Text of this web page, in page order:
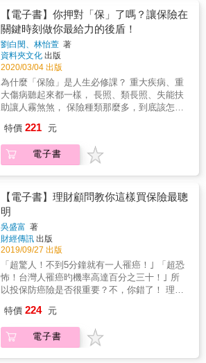
改變為儲蓄目的。投資型人壽保險中的保單帳
戶價值，是高齡者財富移轉的良好工具，善用
保險「有條件｣可免納入遺產稅，在財富管理上
達到最優效益。
誤解而浪費了金錢。 本書特色 大量案例，降低
小白入門的困難度 金融商品的產生，會運用到
許多日常生活碰不到的概念，因此入門的門檻
其實不低。本書解決的方法是利用大量的案例
來說明。讀者如果看內文覺得吃力，不妨先往
下看案例。會更容易進入狀況。 看懂保險公司
網站的資訊，收集資料不求人 所有保險公司都
會把相關商品資訊放在網站上。只是大量的專
有名詞，讓一般消費者望而卻步。本書替你用
白話解釋網站在的「文言文」條文。讓你可以
輕鬆看懂每一家保險公司的投資險商品。 操作
實務建議，讓你少走冤枉路 由於投資型保險可
以依人們的生命周期而調整。因此作者建議讀
者在30歲到65歲階段以投保較高的保額為主要
改變為儲蓄目的。投資型人壽保險中的保單帳
戶價值，是高齡者財富移轉的良好工具，善用
保險「有條件｣可免納入遺產稅，在財富管理上
達到最優效益。
投資型人壽保險 老年給付&&&&&&&&&&&&&
&rarr;年金保險、投資型年金保險 失能給付、健
保&&&&&&& &rarr;長期看護險、特定傷病險
生育和傷病給付 、健保 &rarr;醫療險，重大疾
病險、特定傷病險 重點是以社會保險為基礎，
補不足之處。如果你擔心遇到重大的意外，
「人沒有死」，但是失去工作能力，怕因此而
拖累家人，所以你想買長期看護險、特定傷病
內，因故（不必是因公）「終身無工作能
力」，你可以申請失能年金給付，日後死亡
時，則得由其符合資格的遺屬選擇請領遺屬年
金。 如果你確知你失能年金的給付金額是多
以把資金用在刀口上，更健全你的人生保障。
如作者建議：「我認為的『最少』保障原則：
癌症險住院日額1萬元，重大疾病100萬元，失
能扶助險每月理賠4萬元。保障不夠的人，應逐
漸將安全網買足。」 「最基本的商業保險防護
網為壽險主約附加意外險、意外醫療、實支實
付、住院日額、癌症，有錢再逐漸加強到完整
保障，才能享受高品質的醫療和退休後生活。
如果體況或年紀已經無法買商業醫療險，只好
多存一些錢來因應。」 把錢花在刀口上！投保
商業保險為的是補足社會保險之不足，不要白
白浪費一分錢。本書不但是收入有限的上班族
必備，也是每位認真繳稅的國人保障自己權益
必須知道的保險之道！ 本書特色 & && & ◆提
及壽險代理人壽險實務參考書外，更透過重點
系統化、項目化與圖表化的模式，結合作者實
務經驗，協助讀者對於壽險商品、條款法規、
壽險行銷與招攬規範，能有進一步的學習與成
長，並適合作為學生們的人身保險課程教材。
法規+考題) ] + [壽險代理人 (壽險實務概要+考
題) ] 2. 呈現方式 = 重點 + 圖表 + 項目 + 說明
+ 考題。 3. 人身保險課程教材：商品+條款法
規+行銷與招攬規範！
【電子書】你押對「保」了嗎？讓保險在
關鍵時刻做你最給力的後盾！
劉白閔、林怡萱 著
資料夾文化 出版
2020/03/04 出版
為什麼「保險」是人生必修課？ 重大疾病、重
大傷病聽起來都一樣， 長照、類長照、失能扶
助讓人霧煞煞， 保險種類那麼多，到底該怎麼
階段壽險不可或缺， 中老年退休規劃很重要，
不同人生階段到底要有哪些保險？ 現代人活得
長壽，但未必活得健康， 發生在別人身上的叫
讓所有人在風險降臨之前，幫自己建立好屬於
你的防護傘！ 面對低薪、高房價、超高齡時
代， 比起花大錢盲目買、什麼都買， 不如買最
合適的，才是真正押對「保」！ ■買「好」保
險：你可以選擇保險，但無法選擇風險！ 保
險，平時用不到是幸運，要用時一定哭著謝天
啊！你可能會想問：「為什麼要買保險？保險
能帶給我什麼？」簡單來說，保險有三個功
能：1.發生風險時不用花到自己辛苦存下的
錢、2.擁有選擇醫療品質的權利、3.補貼自己無
前進、不能回頭，而人生中可能順遂平安，亦
有可能大起大落，保險的功用就在於幫助我們
弭平人生大落時的損失幅度。 ■買「省」保
特價 221 元
電子書
【電子書】理財顧問教你這樣買保險最聰
明
吳盛富 著
財經傳訊 出版
2019/09/27 出版
「超驚人！不到5分鐘就有一人罹癌！｣ 「超恐
怖！台灣人罹癌旳機率高達百分之三十！｣ 所
以投保防癌險是否很重要？不，你錯了！ 理財
的！ 相信你心中已經充滿了『為什麼？為什
麼？為什麼？』 不浪費一分錢！專家跟你想的
就是不一樣： 傳統癌症險最主要的理賠項目有
特價 224 元
電子書